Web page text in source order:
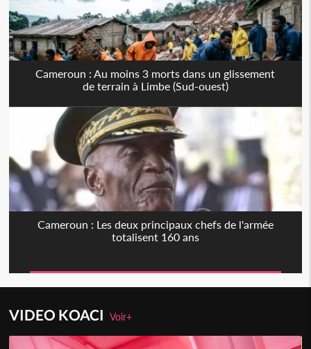
Cameroun : Au moins 3 morts dans un glissement
de terrain à Limbe (Sud-ouest)
Cameroun : Les deux principaux chefs de l'armée
totalisent 160 ans
VIDEO KOACIVoir+